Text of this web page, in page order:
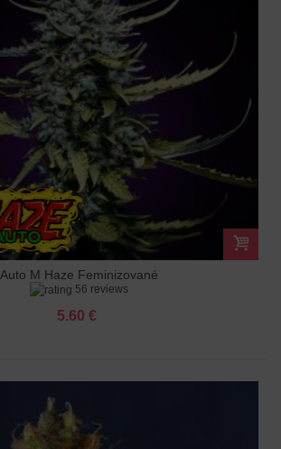
Auto M Haze Feminizované
56 reviews
5.60 €